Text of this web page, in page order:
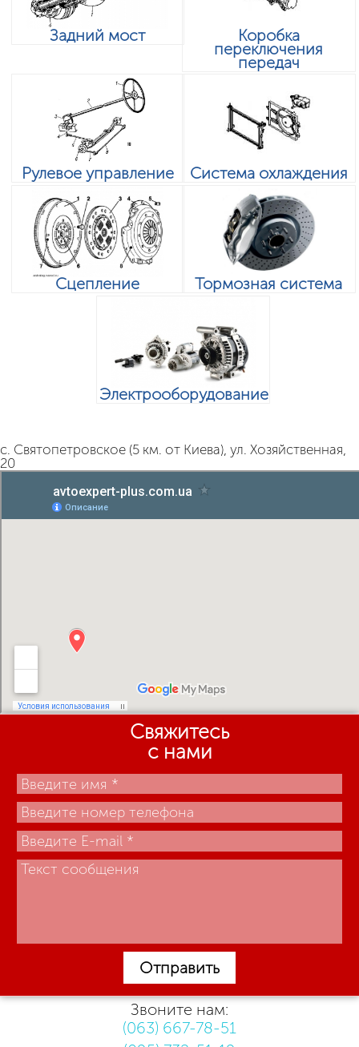
Задний мост Коробка
переключения
передач
Рулевое управление Система охлаждения
Сцепление Тормозная система
Электрооборудование
с. Святопетровское (5 км. от Киева), ул. Хозяйственная,
20
Свяжитесь
с нами
Отправить
Звоните нам:
(063) 667-78-51